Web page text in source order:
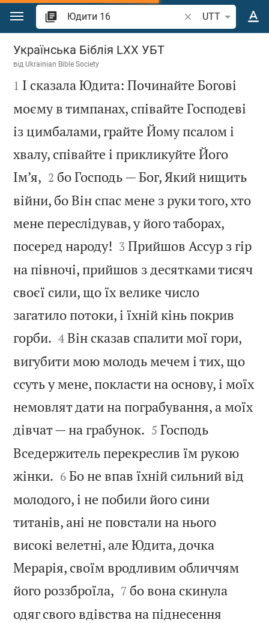
Перейти до вмісту
Шукати біблійний
UTT
Юдити 16
Українська Біблія LXX УБТ
відUkrainian Bible Society

1 І сказала Юдита: Починайте Богові
моєму в тимпанах, співайте Господеві
із цимбалами, грайте Йому псалом і
хвалу, співайте і прикликуйте Його
Ім’я, 

2 бо Господь — Бог, Який нищить
війни, бо Він спас мене з руки того, хто
мене переслідував, у його таборах,
посеред народу! 

3 Прийшов Ассур з гір
на півночі, прийшов з десятками тисяч
своєї сили, що їх велике число
загатило потоки, і їхній кінь покрив
горби. 

4 Він сказав спалити мої гори,
вигубити мою молодь мечем і тих, що
ссуть у мене, покласти на основу, і моїх
немовлят дати на пограбування, а моїх
дівчат — на грабунок. 

5 Господь
Вседержитель перекреслив їм рукою
жінки. 

6 Бо не впав їхній сильний від
молодого, і не побили його сини
титанів, ані не повстали на нього
високі велетні, але Юдита, дочка
Мерарія, своїм вродливим обличчям
його роззброїла, 

7 бо вона скинула
одяг свого вдівства на піднесення